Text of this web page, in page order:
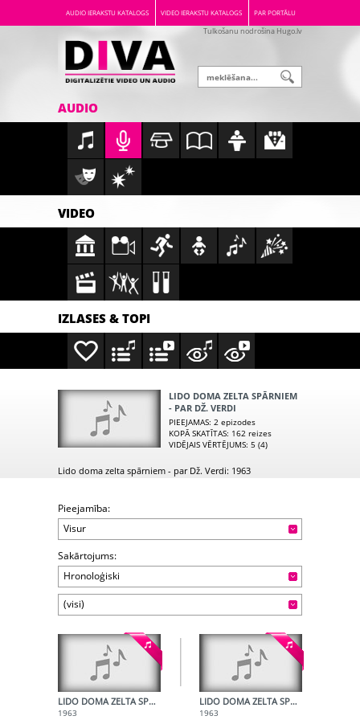
AUDIO IERAKSTU KATALOGS VIDEO IERAKSTU KATALOGS PAR PORTĀLU
Tulkošanu nodrošina Hugo.lv
AUDIO
VIDEO
IZLASES & TOPI
LIDO DOMA ZELTA SPĀRNIEM
- PAR DŽ. VERDI
PIEEJAMAS: 2 epizodes
KOPĀ SKATĪTAS: 162 reizes
VIDĒJAIS VĒRTĒJUMS: 5 (4)
Lido doma zelta spārniem - par Dž. Verdi: 1963
Pieejamība:
Visur
Sakārtojums:
Hronoloģiski
(visi)
LIDO DOMA ZELTA SPĀRNIEM - 1. DAĻA
1963
LIDO DOMA ZELTA SPĀRNIEM - 2. DAĻA
1963